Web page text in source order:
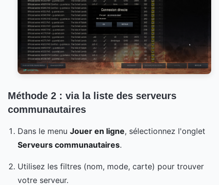
Méthode 2 : via la liste des serveurs
communautaires
Dans le menu Jouer en ligne, sélectionnez l'onglet
Serveurs communautaires.
Utilisez les filtres (nom, mode, carte) pour trouver
votre serveur.